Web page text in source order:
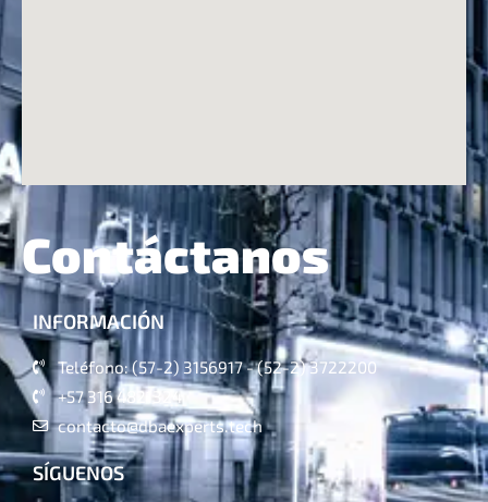
Contáctanos
INFORMACIÓN
Teléfono: (57-2) 3156917 - (52-2) 3722200
+57 316 4821324
contacto@dbaexperts.tech
SÍGUENOS